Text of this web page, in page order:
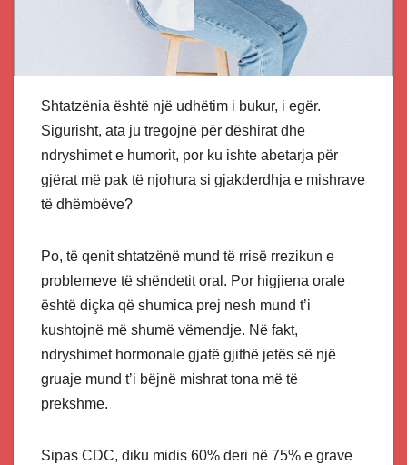
Shtatzënia është një udhëtim i bukur, i egër.
Sigurisht, ata ju tregojnë për dëshirat dhe
ndryshimet e humorit, por ku ishte abetarja për
gjërat më pak të njohura si gjakderdhja e mishrave
të dhëmbëve?
Po, të qenit shtatzënë mund të rrisë rrezikun e
problemeve të shëndetit oral. Por higjiena orale
është diçka që shumica prej nesh mund t’i
kushtojnë më shumë vëmendje. Në fakt,
ndryshimet hormonale gjatë gjithë jetës së një
gruaje mund t’i bëjnë mishrat tona më të
prekshme.
Sipas CDC, diku midis 60% deri në 75% e grave